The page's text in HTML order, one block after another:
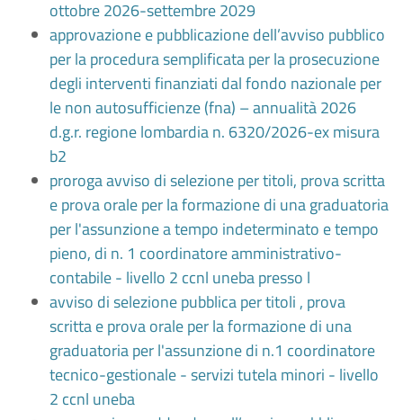
ottobre 2026-settembre 2029
approvazione e pubblicazione dell’avviso pubblico
per la procedura semplificata per la prosecuzione
degli interventi finanziati dal fondo nazionale per
le non autosufficienze (fna) – annualità 2026
d.g.r. regione lombardia n. 6320/2026-ex misura
b2
proroga avviso di selezione per titoli, prova scritta
e prova orale per la formazione di una graduatoria
per l'assunzione a tempo indeterminato e tempo
pieno, di n. 1 coordinatore amministrativo-
contabile - livello 2 ccnl uneba presso l
avviso di selezione pubblica per titoli , prova
scritta e prova orale per la formazione di una
graduatoria per l'assunzione di n.1 coordinatore
tecnico-gestionale - servizi tutela minori - livello
2 ccnl uneba